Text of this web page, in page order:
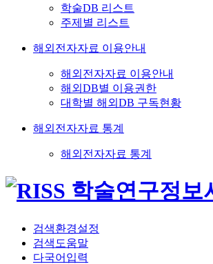
학술DB 리스트
주제별 리스트
해외전자자료 이용안내
해외전자자료 이용안내
해외DB별 이용권한
대학별 해외DB 구독현황
해외전자자료 통계
해외전자자료 통계
검색환경설정
검색도움말
다국어입력